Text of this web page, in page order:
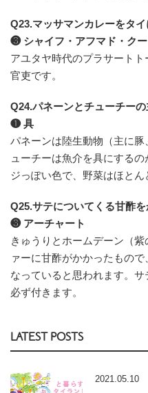
Q23.マッサマンカレーをタ
❸ シャイフ・アフマド・ク
アユタヤ時代のプラサート
官吏です。
Q24.パネーンとチューチーの
❶ 具
パネーンは陸生動物（主に
ューチーは魚介を具にする
ジっぽい色で、野菜はほとん
Q25.サテについてくる甘酢
❸ アーチャート
きゅうりとホームデーン（
ァーに甘酢がかかったもので
なっていると思われます。
必ず付きます。
LATEST POSTS
2021.05.10